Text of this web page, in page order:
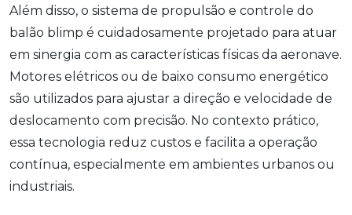
Além disso, o sistema de propulsão e controle do
balão blimp é cuidadosamente projetado para atuar
em sinergia com as características físicas da aeronave.
Motores elétricos ou de baixo consumo energético
são utilizados para ajustar a direção e velocidade de
deslocamento com precisão. No contexto prático,
essa tecnologia reduz custos e facilita a operação
contínua, especialmente em ambientes urbanos ou
industriais.